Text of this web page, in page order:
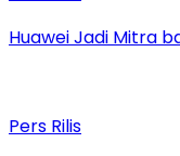
Huawei Jadi Mitra
Pers Rilis